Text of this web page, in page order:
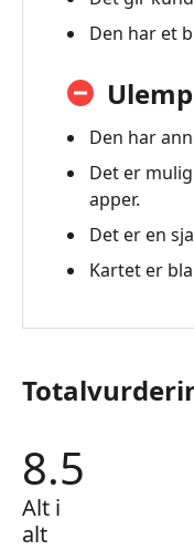
joystick
-
AnyCoord
Den har et
Den har
Det er
apper.
Det er en
Kartet er
8.5
Alt i
alt